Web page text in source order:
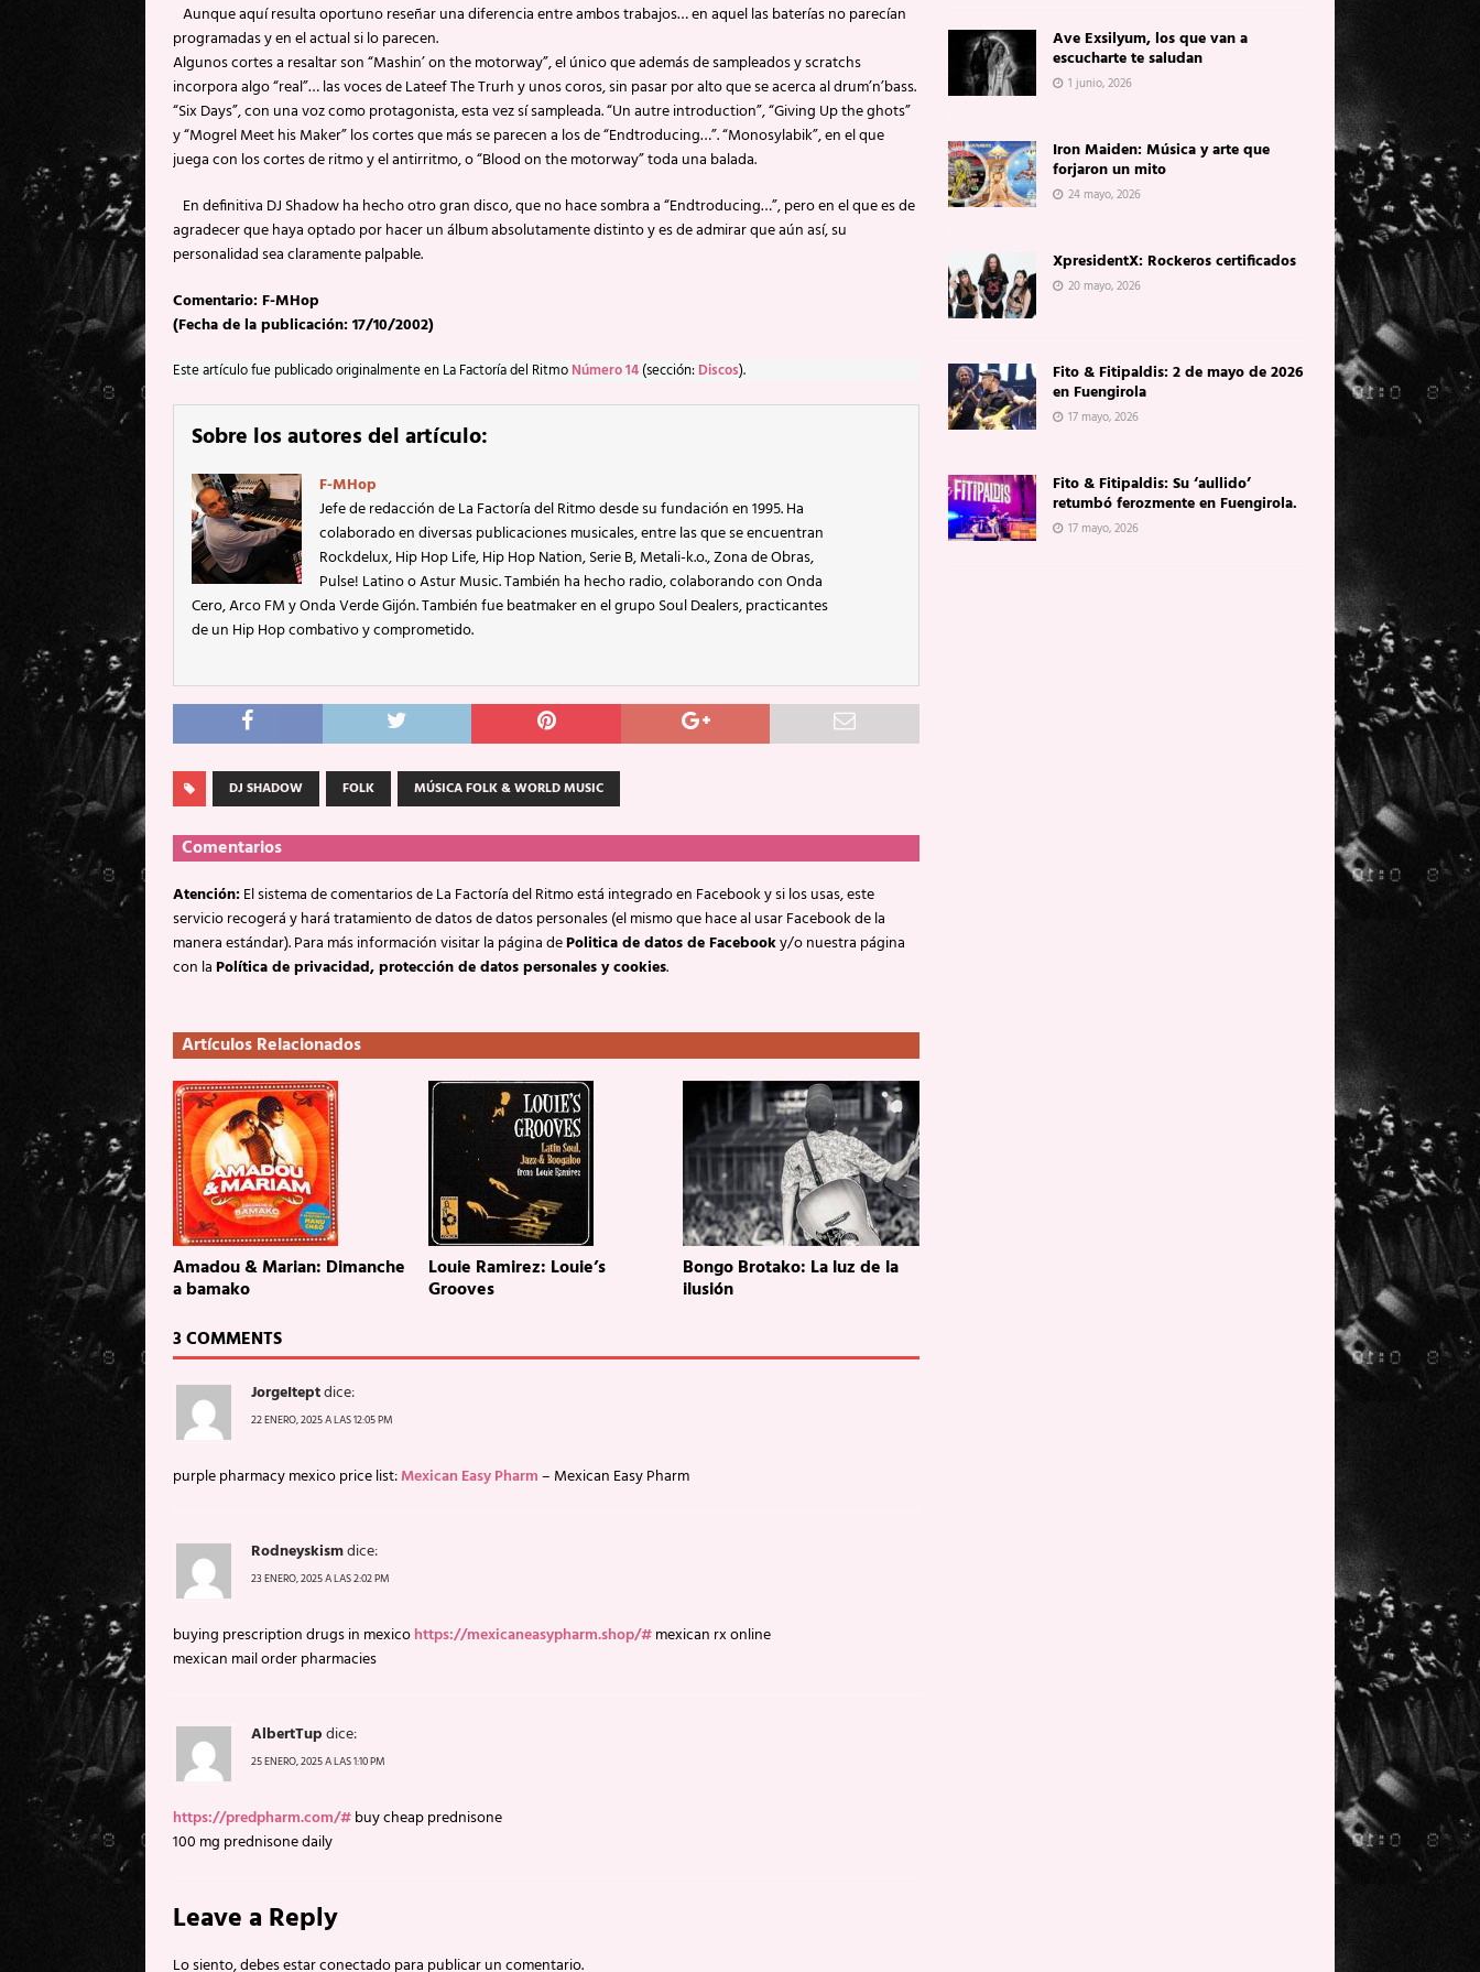
Aunque aquí resulta oportuno reseñar una diferencia entre ambos trabajos… en aquel las baterías no parecían
programadas y en el actual si lo parecen.
Algunos cortes a resaltar son “Mashin’ on the motorway”, el único que además de sampleados y scratchs
incorpora algo “real”… las voces de Lateef The Trurh y unos coros, sin pasar por alto que se acerca al drum’n’bass.
“Six Days”, con una voz como protagonista, esta vez sí sampleada. “Un autre introduction”, “Giving Up the ghots”
y “Mogrel Meet his Maker” los cortes que más se parecen a los de “Endtroducing…”. “Monosylabik”, en el que
juega con los cortes de ritmo y el antirritmo, o “Blood on the motorway” toda una balada.
En definitiva DJ Shadow ha hecho otro gran disco, que no hace sombra a “Endtroducing…”, pero en el que es de
agradecer que haya optado por hacer un álbum absolutamente distinto y es de admirar que aún así, su
personalidad sea claramente palpable.
Comentario: F-MHop
(Fecha de la publicación: 17/10/2002)
Este artículo fue publicado originalmente en La Factoría del Ritmo Número 14 (sección: Discos).
Sobre los autores del artículo:
F-MHop
Jefe de redacción de La Factoría del Ritmo desde su fundación en 1995. Ha
colaborado en diversas publicaciones musicales, entre las que se encuentran
Rockdelux, Hip Hop Life, Hip Hop Nation, Serie B, Metali-k.o., Zona de Obras,
Pulse! Latino o Astur Music. También ha hecho radio, colaborando con Onda
Cero, Arco FM y Onda Verde Gijón. También fue beatmaker en el grupo Soul Dealers, practicantes
de un Hip Hop combativo y comprometido.
DJ SHADOW FOLK MÚSICA FOLK & WORLD MUSIC
Comentarios
Atención:El sistema de comentarios de La Factoría del Ritmo está integrado en Facebook y si los usas, este
servicio recogerá y hará tratamiento de datos de datos personales (el mismo que hace al usar Facebook de la
manera estándar). Para más información visitar la página dePolitica de datos de Facebooky/o nuestra página
con laPolítica de privacidad, protección de datos personales y cookies.
Artículos Relacionados
Amadou & Marian: Dimanche
a bamako
Louie Ramirez: Louie’s
Grooves
Bongo Brotako: La luz de la
ilusión
3 COMMENTS
JorgeIteptdice:
22 ENERO, 2025 A LAS 12:05 PM
purple pharmacy mexico price list:Mexican Easy Pharm– Mexican Easy Pharm
Rodneyskismdice:
23 ENERO, 2025 A LAS 2:02 PM
buying prescription drugs in mexicohttps://mexicaneasypharm.shop/#mexican rx online
mexican mail order pharmacies
AlbertTupdice:
25 ENERO, 2025 A LAS 1:10 PM
https://predpharm.com/#buy cheap prednisone
100 mg prednisone daily
Leave a Reply
Lo siento, debes estarconectadopara publicar un comentario.
Ave Exsilyum, los que van a
escucharte te saludan
1 junio, 2026
Iron Maiden: Música y arte que
forjaron un mito
24 mayo, 2026
XpresidentX: Rockeros certificados
20 mayo, 2026
Fito & Fitipaldis: 2 de mayo de 2026
en Fuengirola
17 mayo, 2026
Fito & Fitipaldis: Su ‘aullido’
retumbó ferozmente en Fuengirola.
17 mayo, 2026